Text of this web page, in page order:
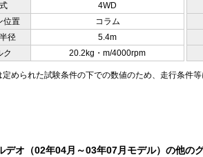
4WD
位置
コラム
径
5.4m
ク
20.2kg・m/4000rpm
められた試験条件の下での数値のため、走行条件等
デオ（02年04月～03年07月モデル）の他の